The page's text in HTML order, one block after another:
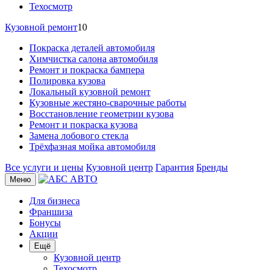
Техосмотр
Кузовной ремонт10
Покраска деталей автомобиля
Химчистка салона автомобиля
Ремонт и покраска бампера
Полировка кузова
Локальный кузовной ремонт
Кузовные жестяно-сварочные работы
Восстановление геометрии кузова
Ремонт и покраска кузова
Замена лобового стекла
Трёхфазная мойка автомобиля
Все услуги и цены Кузовной центр Гарантия Бренды
Меню
Для бизнеса
Франшиза
Бонусы
Акции
Ещё
Кузовной центр